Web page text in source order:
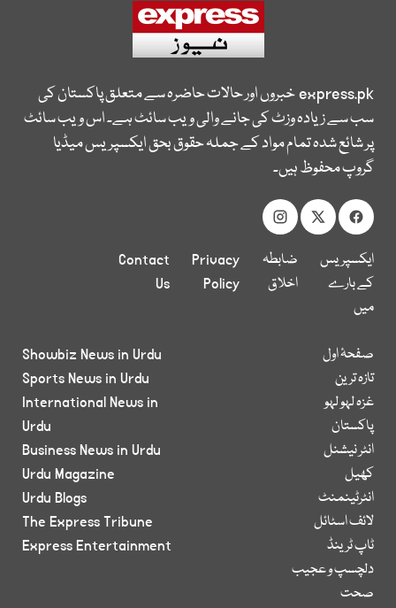
express.pkخبروں اور حالات حاضرہ سے متعلق پاکستان کی
سب سے زیادہ وزٹ کی جانے والی ویب سائٹ ہے۔ اس ویب سائٹ
پر شائع شدہ تمام مواد کے جملہ حقوق بحق ایکسپریس میڈیا
گروپ محفوظ ہیں۔
ایکسپریس
کے بارے
میں
ضابطہ
اخلاق
Privacy
Policy
Contact
Us
صفحۂ اول
تازہ ترین
غزہ لہو لہو
پاکستان
انٹر نیشنل
کھیل
انٹرٹینمنٹ
لائف اسٹائل
ٹاپ ٹرینڈ
دلچسپ و عجیب
صحت
Showbiz News in Urdu
Sports News in Urdu
International News in
Urdu
Business News in Urdu
Urdu Magazine
Urdu Blogs
The Express Tribune
Express Entertainment